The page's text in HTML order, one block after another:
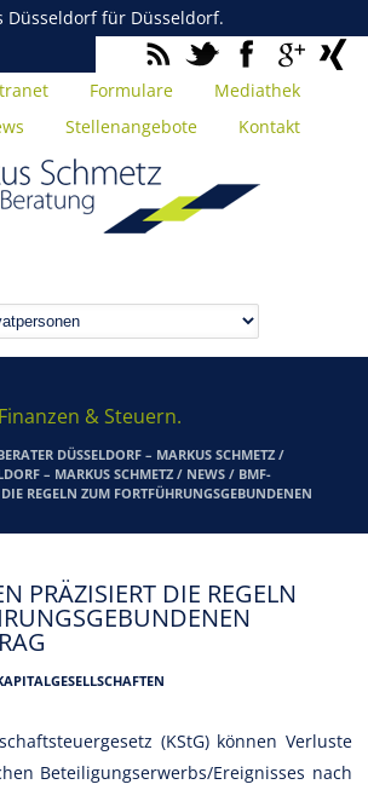
Düsseldorf für Düsseldorf.
Formulare
Mediathek
Stellenangebote Kontakt
& Steuern.
DÜSSELDORF – MARKUS SCHMETZ /
– MARKUS SCHMETZ / NEWS / BMF-
REGELN ZUM FORTFÜHRUNGSGEBUNDENEN
PRÄZISIERT DIE REGELN
(KStG) können Verluste
Beteiligungserwerbs/Ereignisses nach